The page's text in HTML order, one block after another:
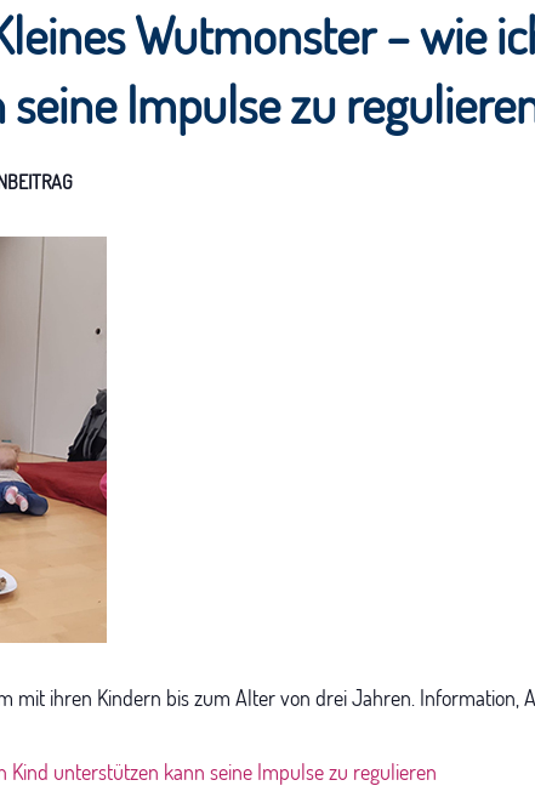
Wutmonster – wie
Impulse zu
mit ihren Kindern bis zum Alter von drei Jahren. Information,
Kind unterstützen kann seine Impulse zu regulieren